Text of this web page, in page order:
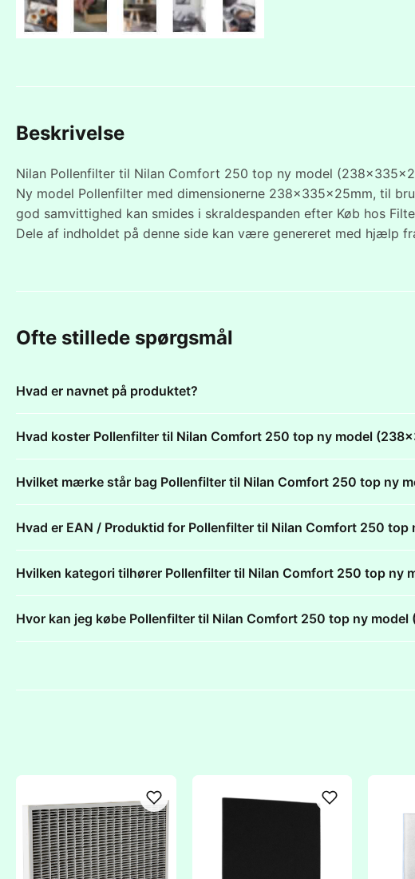
Beskrivelse
Nilan Pollenfilter til Nilan Comfort 250 top ny model
Ny model Pollenfilter med dimensionerne 238x335x25mm, til
god samvittighed kan smides i skraldespanden efter Køb hos
Dele af indholdet på denne side kan være genereret med hjælp
Ofte stillede spørgsmål
Hvad er navnet på produktet?
Hvad koster Pollenfilter til Nilan Comfort 250 top ny model
Hvilket mærke står bag Pollenfilter til Nilan Comfort 250 top ny
Hvad er EAN / Produktid for Pollenfilter til Nilan Comfort 250
Hvilken kategori tilhører Pollenfilter til Nilan Comfort 250 top ny
Hvor kan jeg købe Pollenfilter til Nilan Comfort 250 top ny